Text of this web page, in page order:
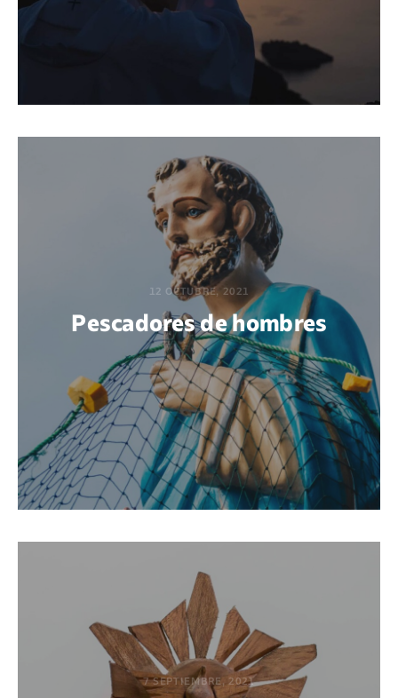
12 OCTUBRE, 2021
Pescadores de hombres
POR EDWIN VARGAS
7 SEPTIEMBRE, 2021